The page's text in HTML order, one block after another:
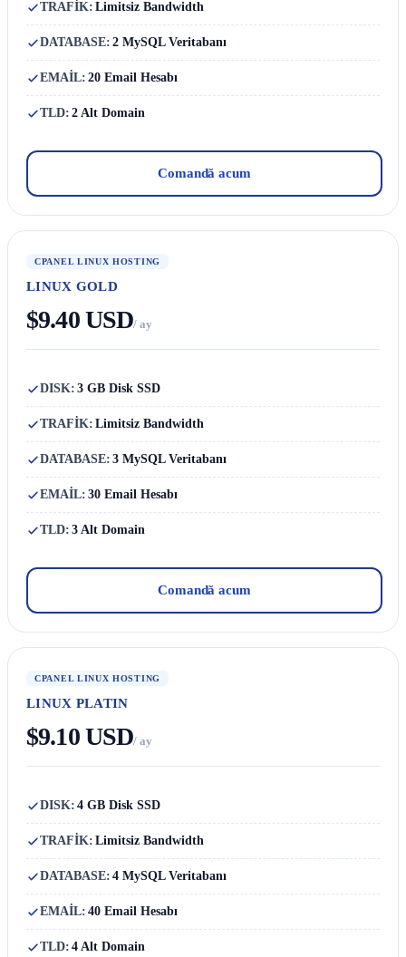
TRAFİK: Limitsiz Bandwidth
DATABASE: 2 MySQL Veritabanı
EMAİL: 20 Email Hesabı
TLD: 2 Alt Domain
Comandă acum
CPANEL LINUX HOSTING
LINUX GOLD
$9.40 USD/ ay
DISK: 3 GB Disk SSD
TRAFİK: Limitsiz Bandwidth
DATABASE: 3 MySQL Veritabanı
EMAİL: 30 Email Hesabı
TLD: 3 Alt Domain
Comandă acum
CPANEL LINUX HOSTING
LINUX PLATIN
$9.10 USD/ ay
DISK: 4 GB Disk SSD
TRAFİK: Limitsiz Bandwidth
DATABASE: 4 MySQL Veritabanı
EMAİL: 40 Email Hesabı
TLD: 4 Alt Domain